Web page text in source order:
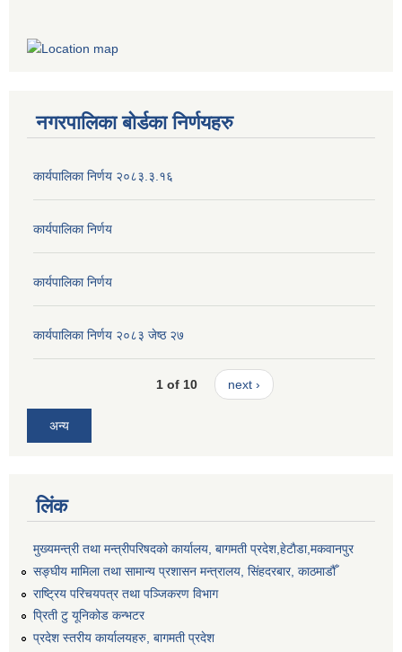
नगरपालिका बोर्डका निर्णयहरु
कार्यपालिका निर्णय २०८३.३.१६
कार्यपालिका निर्णय
कार्यपालिका निर्णय
कार्यपालिका निर्णय २०८३ जेष्ठ २७
1 of 10 next ›
अन्य
लिंक
मुख्यमन्त्री तथा मन्त्रीपरिषदको कार्यालय, बागमती प्रदेश,हेटाैडा,मकवानपुर
सङ्‍घीय मामिला तथा सामान्य प्रशासन मन्त्रालय, सिंहदरबार, काठमाडौँ
राष्ट्रिय परिचयपत्र तथा पञ्जिकरण विभाग
प्रिती टु यूनिकोड कन्भटर
प्रदेश स्तरीय कार्यालयहरु, बागमती प्रदेश